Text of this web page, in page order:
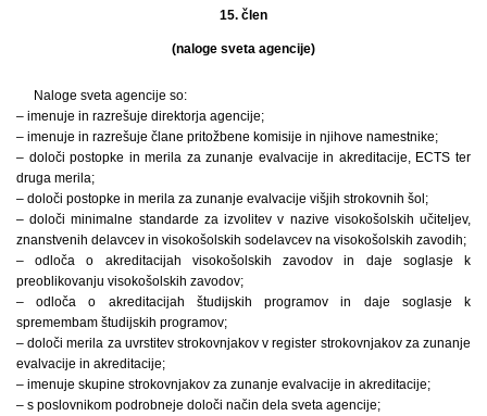
15. člen
(naloge sveta agencije)
Naloge sveta agencije so:
– imenuje in razrešuje direktorja agencije;
– imenuje in razrešuje člane pritožbene komisije in njihove namestnike;
– določi postopke in merila za zunanje evalvacije in akreditacije, ECTS ter
druga merila;
– določi postopke in merila za zunanje evalvacije višjih strokovnih šol;
– določi minimalne standarde za izvolitev v nazive visokošolskih učiteljev,
znanstvenih delavcev in visokošolskih sodelavcev na visokošolskih zavodih;
– odloča o akreditacijah visokošolskih zavodov in daje soglasje k
preoblikovanju visokošolskih zavodov;
– odloča o akreditacijah študijskih programov in daje soglasje k
spremembam študijskih programov;
– določi merila za uvrstitev strokovnjakov v register strokovnjakov za zunanje
evalvacije in akreditacije;
– imenuje skupine strokovnjakov za zunanje evalvacije in akreditacije;
– s poslovnikom podrobneje določi način dela sveta agencije;